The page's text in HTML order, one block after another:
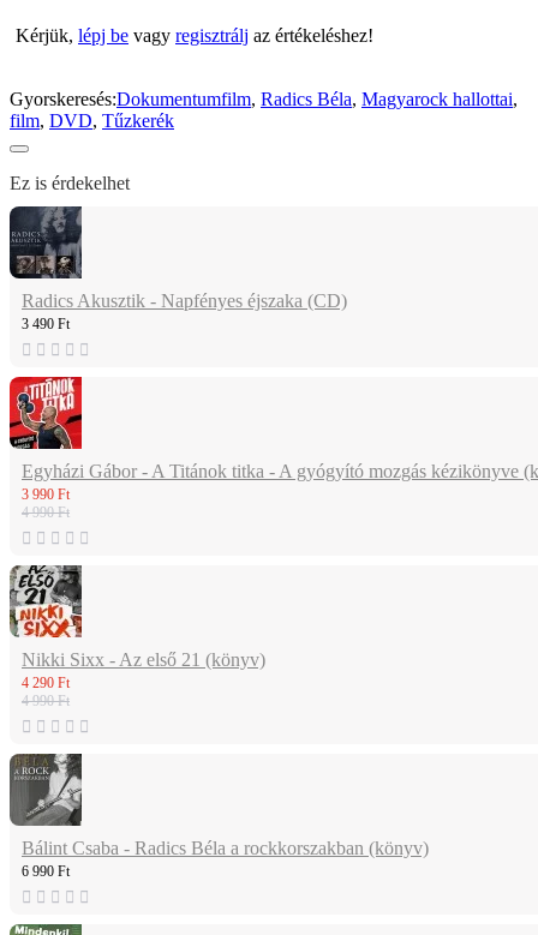
Kérjük, lépj be vagy regisztrálj az értékeléshez!
Gyorskeresés:Dokumentumfilm, Radics Béla, Magyarock hallottai,
film, DVD, Tűzkerék
Ez is érdekelhet
Radics Akusztik - Napfényes éjszaka (CD)
3 490 Ft
Egyházi Gábor - A Titánok titka - A gyógyító mozgás kézikönyve
3 990 Ft
4 990 Ft
Nikki Sixx - Az első 21 (könyv)
4 290 Ft
4 990 Ft
Bálint Csaba - Radics Béla a rockkorszakban (könyv)
6 990 Ft